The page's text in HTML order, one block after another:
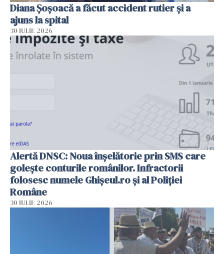
Diana Șoșoacă a făcut accident rutier și a
ajuns la spital
30 IULIE 2026
Alertă DNSC: Noua înșelătorie prin SMS care
golește conturile românilor. Infractorii
folosesc numele Ghișeul.ro și al Poliției
Române
30 IULIE 2026